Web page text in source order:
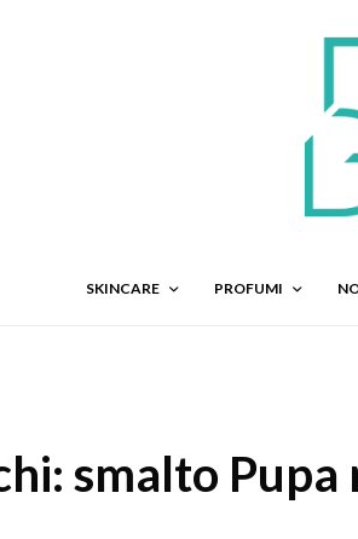
SKINCARE PROFUMI
smalto Pupa